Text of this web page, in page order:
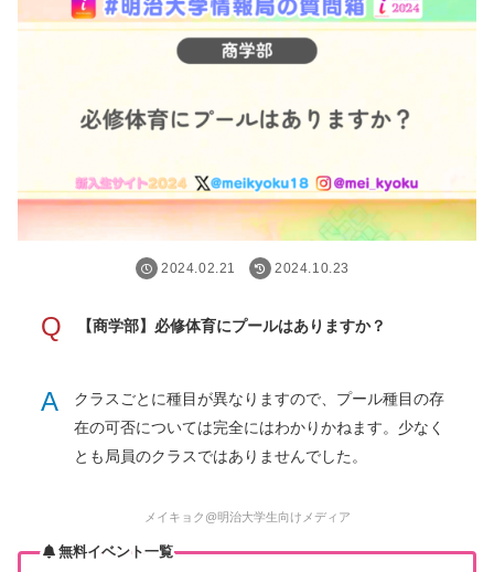
2024.02.21 2024.10.23
Q 【商学部】必修体育にプールはありますか？
A
クラスごとに種目が異なりますので、プール種目の存
在の可否については完全にはわかりかねます。少なく
とも局員のクラスではありませんでした。
メイキョク@明治大学生向けメディア
無料イベント一覧